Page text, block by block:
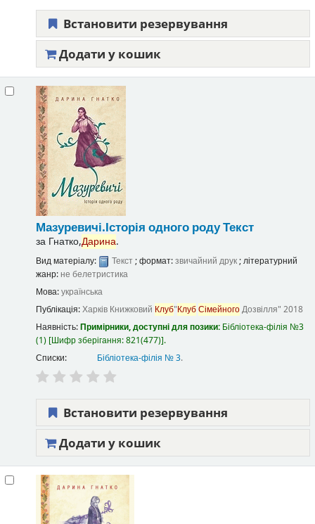
Встановити резервування
Додати у кошик
Мазуревичі.Історія одного родуТекст
за Гнатко,Дарина.
Вид матеріалу: Текст; формат:звичайний друк; літературний
жанр: не белетристика
Мова:українська
Публікація:Харків Книжковий Клуб"КлубСімейногоДозвілля" 2018
Наявність:Примірники, доступні для позики: Бібліотека-філія №3
(1) Шифр зберігання:821(477) .
Списки:
Бібліотека-філія № 3.
Встановити резервування
Додати у кошик